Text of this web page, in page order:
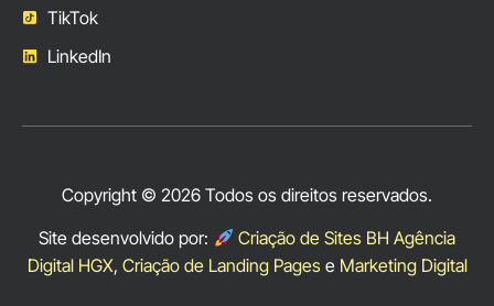
TikTok
LinkedIn
Copyright © 2026 Todos os direitos reservados.
Site desenvolvido por:
Criação de Sites BH Agência
Digital HGX, Criação de Landing Pagese Marketing Digital